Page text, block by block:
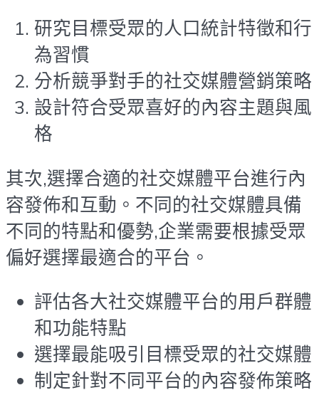
研究目標受眾的人口統計特徵和行
為習慣
分析競爭對手的社交媒體營銷策略
設計符合受眾喜好的內容主題與風
格
其次,選擇合適的社交媒體平台進行內
容發佈和互動。不同的社交媒體具備
不同的特點和優勢,企業需要根據受眾
偏好選擇最適合的平台。
評估各大社交媒體平台的用戶群體
和功能特點
選擇最能吸引目標受眾的社交媒體
制定針對不同平台的內容發佈策略